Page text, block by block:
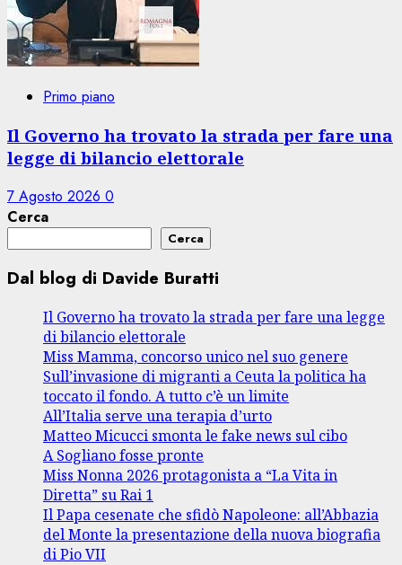
Primo piano
Il Governo ha trovato la strada per fare una
legge di bilancio elettorale
7 Agosto 2026 0
Cerca
Cerca
Dal blog di Davide Buratti
Il Governo ha trovato la strada per fare una legge
di bilancio elettorale
Miss Mamma, concorso unico nel suo genere
Sull’invasione di migranti a Ceuta la politica ha
toccato il fondo. A tutto c’è un limite
All’Italia serve una terapia d’urto
Matteo Micucci smonta le fake news sul cibo
A Sogliano fosse pronte
Miss Nonna 2026 protagonista a “La Vita in
Diretta” su Rai 1
Il Papa cesenate che sfidò Napoleone: all’Abbazia
del Monte la presentazione della nuova biografia
di Pio VII